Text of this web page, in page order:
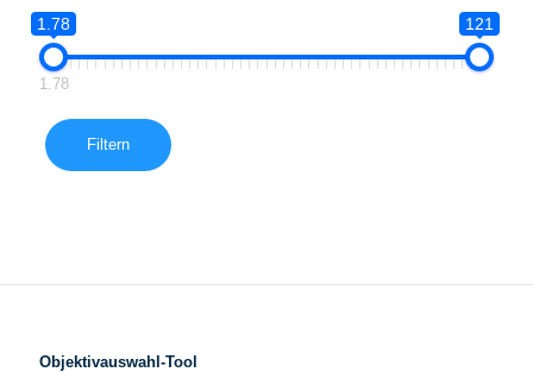
1.78
121
1.78
Filtern
Objektivauswahl-Tool